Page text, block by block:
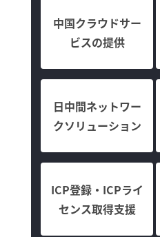
中国クラウドサー
ビスの提供
日中間ネットワー
クソリューション
ICP登録・ICPライ
センス取得支援